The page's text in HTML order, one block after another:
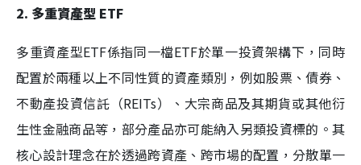
2. 多重資產型 ETF
多重資產型ETF係指同一檔ETF於單一投資架構下，同時
配置於兩種以上不同性質的資產類別，例如股票、債券、
不動產投資信託（REITs）、大宗商品及其期貨或其他衍
生性金融商品等，部分產品亦可能納入另類投資標的。其
核心設計理念在於透過跨資產、跨市場的配置，分散單一